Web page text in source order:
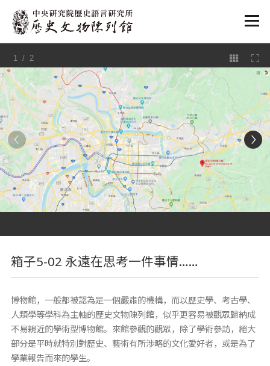
:::
1 / 2
箱子5-02 永遠在思考一件事情……
博物館，一般都被認為是一個嚴肅的機構，而以歷史學、考古學、
人類學等學科為主軸的歷史文物陳列館，似乎更容易被觀眾歸納成
不易親近的學術型博物館。來館參觀的觀眾，除了學術參訪，絕大
部分是平時就特別對歷史、藝術有所涉略的文化愛好者，或是為了
學業報告而來的學生。